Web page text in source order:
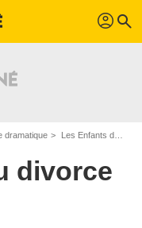
profil search
dramatique Les Enfants du divorce de Josef von Sternberg et Frank Lloyd
divorce